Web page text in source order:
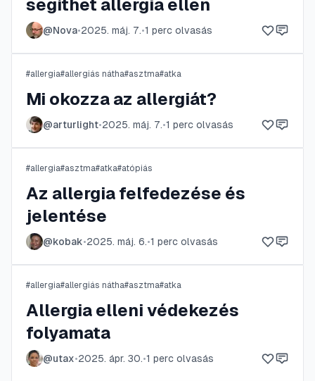
segíthet allergia ellen
@Nova•2025. máj. 7.•1 perc olvasás
#allergia#allergiás nátha#asztma#atka
Mi okozza az allergiát?
@arturlight•2025. máj. 7.•1 perc olvasás
#allergia#asztma#atka#atópiás
Az allergia felfedezése és
jelentése
@kobak•2025. máj. 6.•1 perc olvasás
#allergia#allergiás nátha#asztma#atka
Allergia elleni védekezés
folyamata
@utax•2025. ápr. 30.•1 perc olvasás